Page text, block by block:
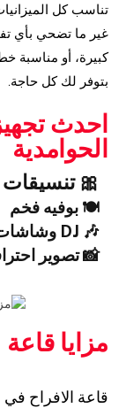
تناسب كل
غير ما تضحي بأي
كبيرة، أو مناسبة
بتوفر لك كل حاجة.
احدث
الحوامدية
🎀
🍽️ بوفيه فخم
🎶 DJ وشاشات عرض
📸 تصوير
مزايا
قاعة الافراح